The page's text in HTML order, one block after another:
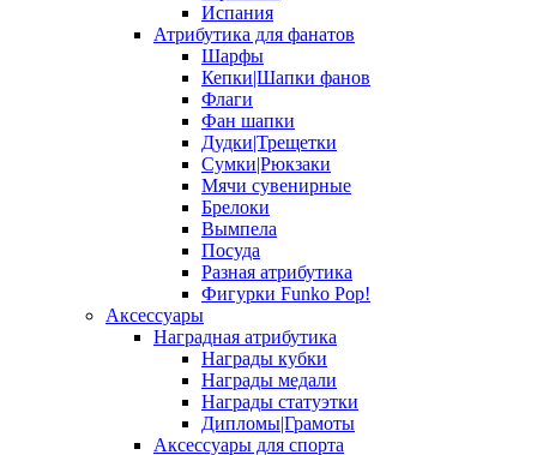
Испания
Атрибутика для фанатов
Шарфы
Кепки|Шапки фанов
Флаги
Фан шапки
Дудки|Трещетки
Сумки|Рюкзаки
Мячи сувенирные
Брелоки
Вымпела
Посуда
Разная атрибутика
Фигурки Funko Pop!
Аксессуары
Наградная атрибутика
Награды кубки
Награды медали
Награды статуэтки
Дипломы|Грамоты
Аксессуары для спорта